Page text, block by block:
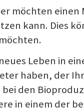
möchten
kann. Dies
Leben in
haben, der
den
in einem der